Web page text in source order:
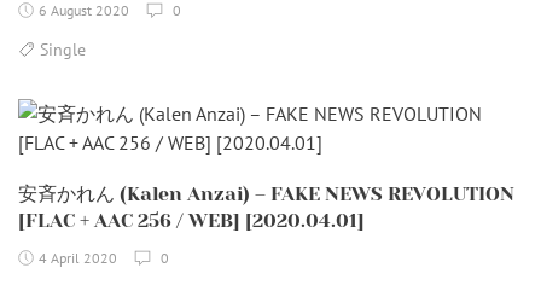
6 August 2020 0
Single
安斉かれん (Kalen Anzai) – FAKE NEWS REVOLUTION
[FLAC + AAC 256 / WEB] [2020.04.01]
4 April 2020 0